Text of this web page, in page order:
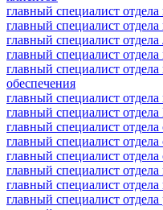
главный специалист
главный специалист
главный специалист отдела
главный специалист отдела
главный специалист
обеспечения
главный специалист
главный специалист
главный специалист
главный специалист отдела
главный специалист отдела
главный специалист
главный специалист
главный специалист отдела